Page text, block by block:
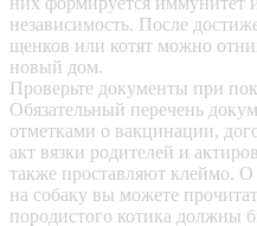
независимость. После
щенков или котят можно
новый дом.
Проверьте документы при
Обязательный перечень
отметками о вакцинации,
акт вязки родителей и
также проставляют клеймо.
на собаку вы можете
породистого котика должны